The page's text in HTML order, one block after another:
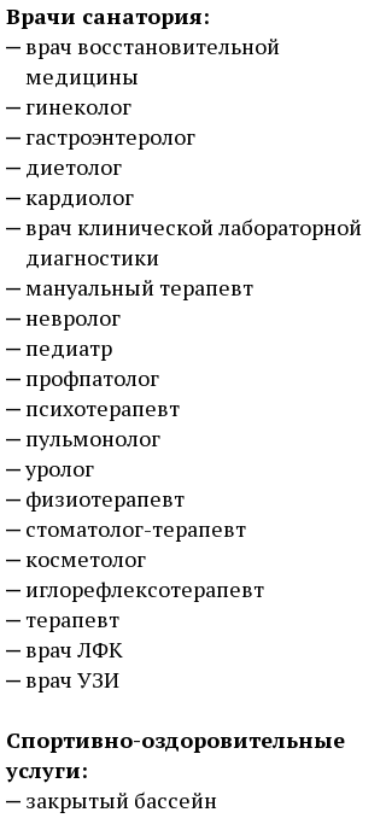
Врачи санатория:
врач восстановительной
медицины
гинеколог
гастроэнтеролог
диетолог
кардиолог
врач клинической лабораторной
диагностики
мануальный терапевт
невролог
педиатр
профпатолог
психотерапевт
пульмонолог
уролог
физиотерапевт
стоматолог-терапевт
косметолог
иглорефлексотерапевт
терапевт
врач ЛФК
врач УЗИ
Спортивно-оздоровительные
услуги:
закрытый бассейн